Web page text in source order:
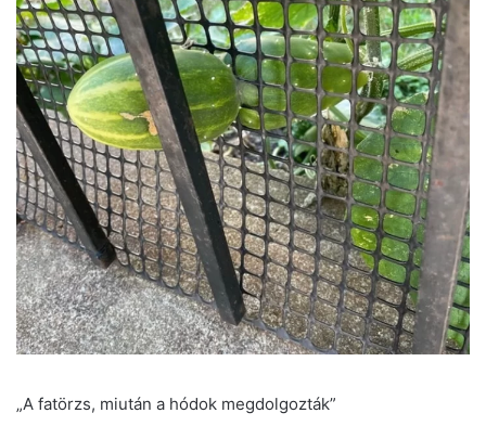
„A fatörzs, miután a hódok megdolgozták”